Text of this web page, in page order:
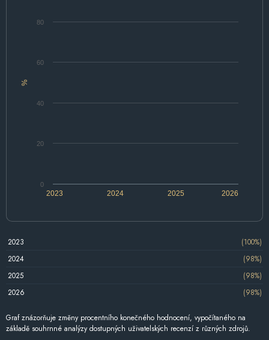
%
2024 2026
2023 2025
0
20
40
60
80
2023
(100%)
2024
(98%)
2025
(98%)
2026
(98%)
Graf znázorňuje změny procentního konečného hodnocení, vypočítaného na
základě souhrnné analýzy dostupných uživatelských recenzí z různých zdrojů.